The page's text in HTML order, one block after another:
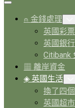
Expand
⍝ 金錢處理
英國彩
英國銀
Citibank
▦ 離岸資金
Current
Page
Parent
◈ 英國生活
換了四
英國超